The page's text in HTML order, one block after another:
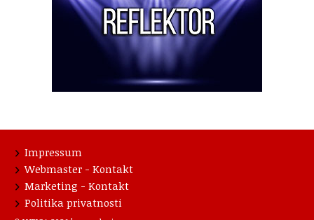
Impressum
Webmaster - Kontakt
Marketing - Kontakt
Politika privatnosti